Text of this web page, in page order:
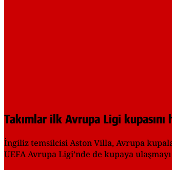
Takımlar ilk Avrupa Ligi kupasını
İngiliz temsilcisi Aston Villa, Avrupa
UEFA Avrupa Ligi’nde de kupaya